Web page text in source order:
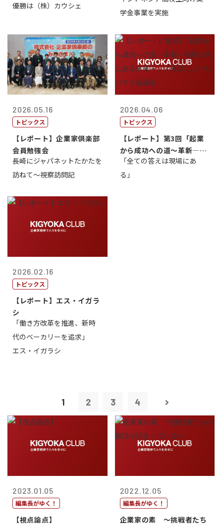
ルドカップ東京
優勝は（株）カウシェ
学金事業を実施
2026.05.16
トピックス
【レポート】企業家倶楽部
会員勉強会
長崎にジャパネットたかたを
訪ねて～視察訪問記
2026.04.06
トピックス
【レポート】第3回「起業
から成功への道～革新―挑
戦の先にある...
「全ての答えは現場にあ
る」
2026.02.16
トピックス
【レポート】エス・イガラ
シ
「働き方改革を推進、新時
代のベーカリーを追求」
エス・イガラシ
1 2 3 4
2023.01.05
編集長がゆく！
【視点論点】
2022.12.05
編集長がゆく！
企業家の素 〜挑戦者たち